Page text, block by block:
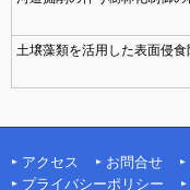
土壌藻類を活用した表面侵
アクセス お問合せ
プライバシーポリシー